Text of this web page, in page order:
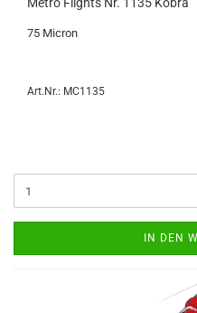
75 Mi­cron
Art.Nr.: MC1135
IN DEN